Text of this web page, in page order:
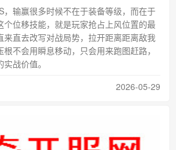
，输赢很多时候不在于装备等级，而在于
个位移技能，就是玩家抢占上风位置的最
来直去改写对战局势，拉开距离距离敌我
不会用瞬息移动，只会用来跑图赶路，
战价值。
2026-05-29